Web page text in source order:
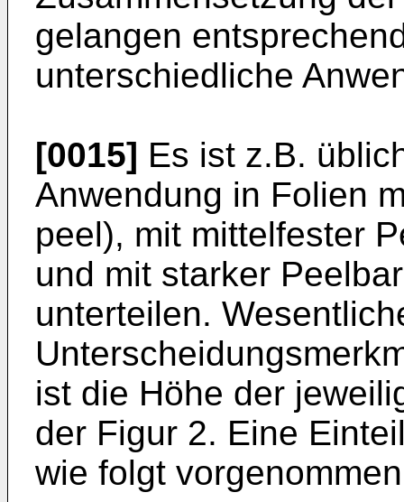
gelangen
unterschiedliche
[0015] Es ist z.B.
Anwendung in Folien
peel), mit mittelfester
und mit starker
unterteilen.
ist die Höhe der
der Figur 2. Eine
wie folgt vorgenommen